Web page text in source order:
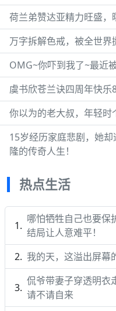
荷兰弟赞达亚精力旺盛
万字拆解色戒，被全世
OMG~你吓到我了~最近
虞书欣苍兰诀四周年快乐
你以为的老大叔，年轻时
15岁经历家庭悲剧，她
隆的传奇人生！
热点生活
哪怕牺牲自己也要保
结局让人意难平！
我的天，这溢出屏幕
侃爷带妻子穿透明衣
请不请自来